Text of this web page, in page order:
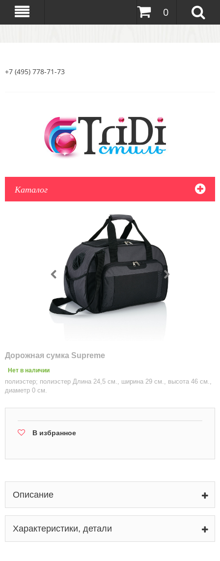
0
+7 (495) 778-71-73
Каталог
Дорожная сумка Supreme
Нет в наличии
полиэстер; полиэстер Длина 24,5 см., ширина 29 см., высота 46 см.,
диаметр 0 см.
В избранное
Описание
Характеристики, детали